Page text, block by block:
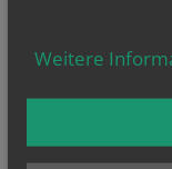
…
… Hochzeit
Weitere